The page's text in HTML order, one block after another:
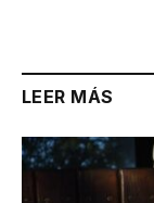
LEER MÁS